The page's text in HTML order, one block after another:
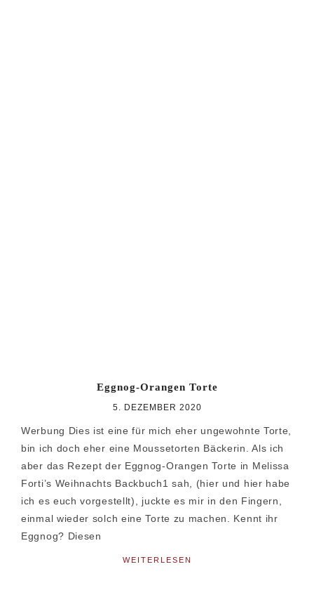
Eggnog-Orangen Torte
5. DEZEMBER 2020
Werbung Dies ist eine für mich eher ungewohnte Torte,
bin ich doch eher eine Moussetorten Bäckerin. Als ich
aber das Rezept der Eggnog-Orangen Torte in Melissa
Forti’s Weihnachts Backbuch1 sah, (hier und hier habe
ich es euch vorgestellt), juckte es mir in den Fingern,
einmal wieder solch eine Torte zu machen. Kennt ihr
Eggnog? Diesen
WEITERLESEN